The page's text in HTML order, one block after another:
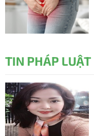
TIN PHÁP LUẬT